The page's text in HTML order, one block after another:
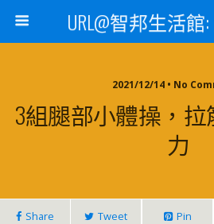
URL@智邦生活
2021/12/14 • No
3組腿部小體操，
力
Share Tweet Pin